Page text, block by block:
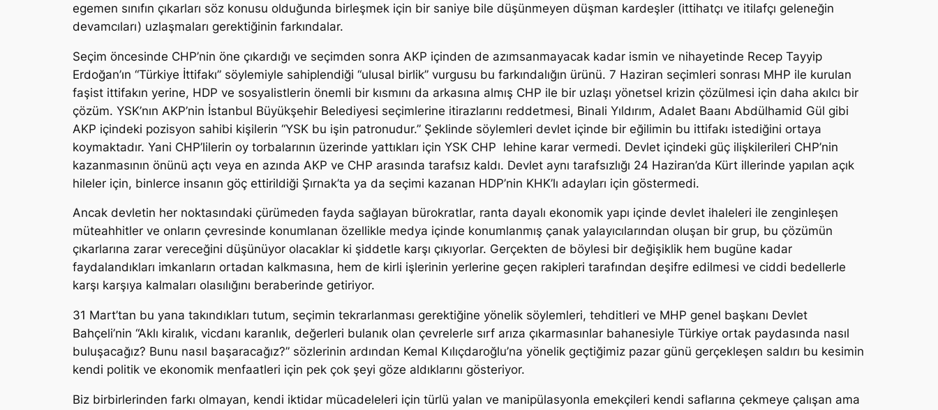
egemen sınıfın çıkarları söz konusu olduğunda birleşmek için bir saniye bile düşünmeyen düşman kardeşler (ittihatçı ve itilafçı geleneğin
devamcıları) uzlaşmaları gerektiğinin farkındalar.
Seçim öncesinde CHP’nin öne çıkardığı ve seçimden sonra AKP içinden de azımsanmayacak kadar ismin ve nihayetinde Recep Tayyip
Erdoğan’ın “Türkiye İttifakı” söylemiyle sahiplendiği “ulusal birlik” vurgusu bu farkındalığın ürünü. 7 Haziran seçimleri sonrası MHP ile kurulan
faşist ittifakın yerine, HDP ve sosyalistlerin önemli bir kısmını da arkasına almış CHP ile bir uzlaşı yönetsel krizin çözülmesi için daha akılcı bir
çözüm. YSK’nın AKP’nin İstanbul Büyükşehir Belediyesi seçimlerine itirazlarını reddetmesi, Binali Yıldırım, Adalet Baanı Abdülhamid Gül gibi
AKP içindeki pozisyon sahibi kişilerin “YSK bu işin patronudur.” Şeklinde söylemleri devlet içinde bir eğilimin bu ittifakı istediğini ortaya
koymaktadır. Yani CHP’lilerin oy torbalarının üzerinde yattıkları için YSK CHP lehine karar vermedi. Devlet içindeki güç ilişkilerileri CHP’nin
kazanmasının önünü açtı veya en azında AKP ve CHP arasında tarafsız kaldı. Devlet aynı tarafsızlığı 24 Haziran’da Kürt illerinde yapılan açık
hileler için, binlerce insanın göç ettirildiği Şırnak’ta ya da seçimi kazanan HDP’nin KHK’lı adayları için göstermedi.
Ancak devletin her noktasındaki çürümeden fayda sağlayan bürokratlar, ranta dayalı ekonomik yapı içinde devlet ihaleleri ile zenginleşen
müteahhitler ve onların çevresinde konumlanan özellikle medya içinde konumlanmış çanak yalayıcılarından oluşan bir grup, bu çözümün
çıkarlarına zarar vereceğini düşünüyor olacaklar ki şiddetle karşı çıkıyorlar. Gerçekten de böylesi bir değişiklik hem bugüne kadar
faydalandıkları imkanların ortadan kalkmasına, hem de kirli işlerinin yerlerine geçen rakipleri tarafından deşifre edilmesi ve ciddi bedellerle
karşı karşıya kalmaları olasılığını beraberinde getiriyor.
31 Mart’tan bu yana takındıkları tutum, seçimin tekrarlanması gerektiğine yönelik söylemleri, tehditleri ve MHP genel başkanı Devlet
Bahçeli’nin “Aklı kiralık, vicdanı karanlık, değerleri bulanık olan çevrelerle sırf arıza çıkarmasınlar bahanesiyle Türkiye ortak paydasında nasıl
buluşacağız? Bunu nasıl başaracağız?” sözlerinin ardından Kemal Kılıçdaroğlu’na yönelik geçtiğimiz pazar günü gerçekleşen saldırı bu kesimin
kendi politik ve ekonomik menfaatleri için pek çok şeyi göze aldıklarını gösteriyor.
Biz birbirlerinden farkı olmayan, kendi iktidar mücadeleleri için türlü yalan ve manipülasyonla emekçileri kendi saflarına çekmeye çalışan ama